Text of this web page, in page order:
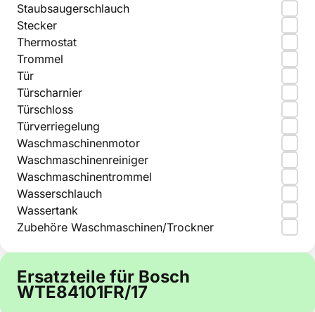
Staubsaugerschlauch
Stecker
Thermostat
Trommel
Tür
Türscharnier
Türschloss
Türverriegelung
Waschmaschinenmotor
Waschmaschinenreiniger
Waschmaschinentrommel
Wasserschlauch
Wassertank
Zubehöre Waschmaschinen/Trockner
Ersatzteile für Bosch
WTE84101FR/17